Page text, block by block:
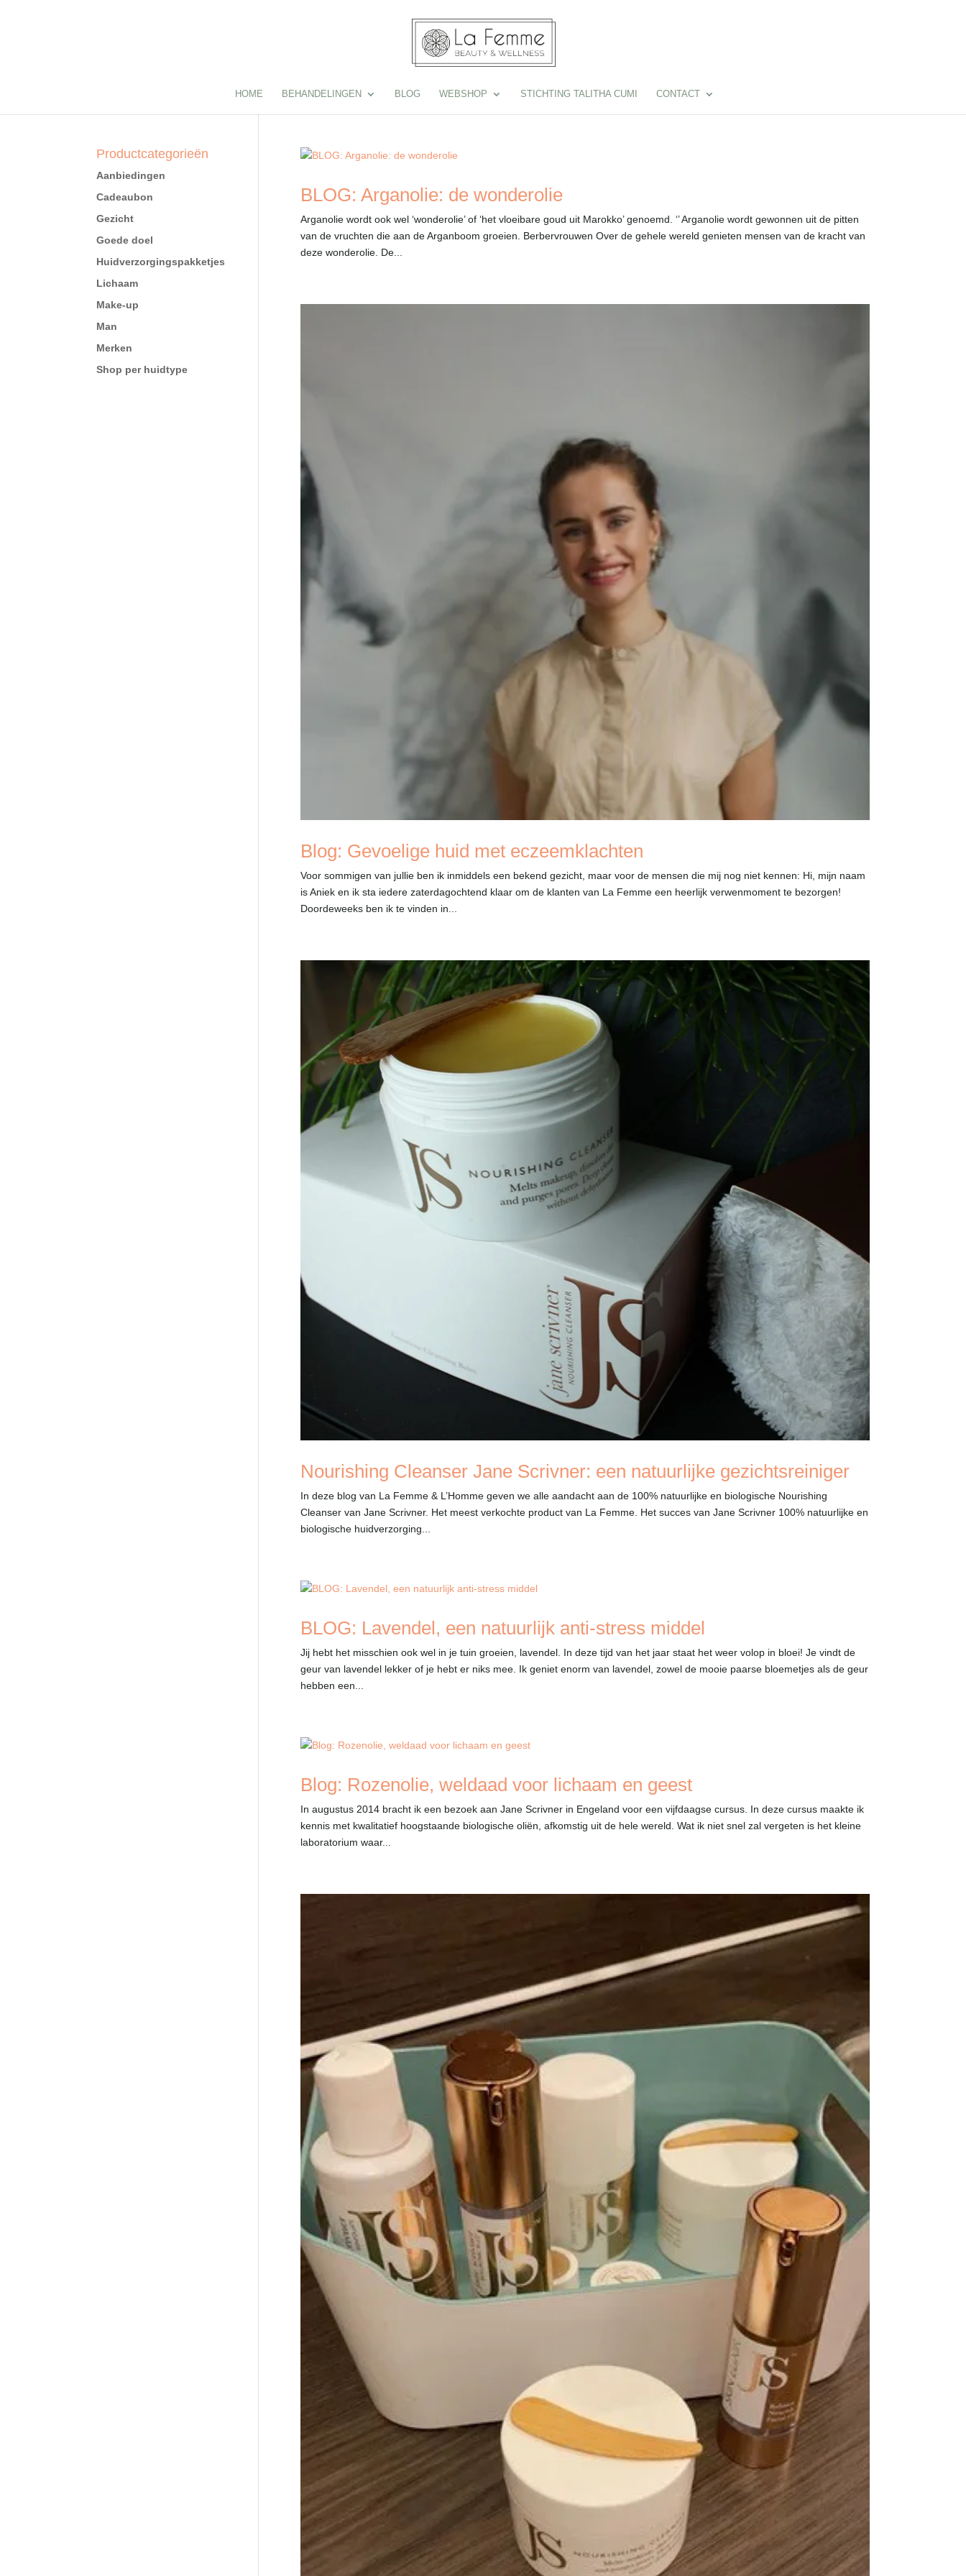
HOME BEHANDELINGEN BLOG WEBSHOP STICHTING TALITHA CUMI CONTACT
BLOG: Arganolie: de wonderolie
Arganolie wordt ook wel ‘wonderolie’ of ‘het vloeibare goud uit Marokko’ genoemd. ‘’ Arganolie wordt gewonnen uit de pitten
van de vruchten die aan de Arganboom groeien. Berbervrouwen Over de gehele wereld genieten mensen van de kracht van
deze wonderolie. De...
Blog: Gevoelige huid met eczeemklachten
Voor sommigen van jullie ben ik inmiddels een bekend gezicht, maar voor de mensen die mij nog niet kennen: Hi, mijn naam
is Aniek en ik sta iedere zaterdagochtend klaar om de klanten van La Femme een heerlijk verwenmoment te bezorgen!
Doordeweeks ben ik te vinden in...
Nourishing Cleanser Jane Scrivner: een natuurlijke gezichtsreiniger
In deze blog van La Femme & L’Homme geven we alle aandacht aan de 100% natuurlijke en biologische Nourishing
Cleanser van Jane Scrivner. Het meest verkochte product van La Femme. Het succes van Jane Scrivner 100% natuurlijke en
biologische huidverzorging...
BLOG: Lavendel, een natuurlijk anti-stress middel
Jij hebt het misschien ook wel in je tuin groeien, lavendel. In deze tijd van het jaar staat het weer volop in bloei! Je vindt de
geur van lavendel lekker of je hebt er niks mee. Ik geniet enorm van lavendel, zowel de mooie paarse bloemetjes als de geur
hebben een...
Blog: Rozenolie, weldaad voor lichaam en geest
In augustus 2014 bracht ik een bezoek aan Jane Scrivner in Engeland voor een vijfdaagse cursus. In deze cursus maakte ik
kennis met kwalitatief hoogstaande biologische oliën, afkomstig uit de hele wereld. Wat ik niet snel zal vergeten is het kleine
laboratorium waar...
Productcategorieën
Aanbiedingen
Cadeaubon
Gezicht
Goede doel
Huidverzorgingspakketjes
Lichaam
Make-up
Man
Merken
Shop per huidtype